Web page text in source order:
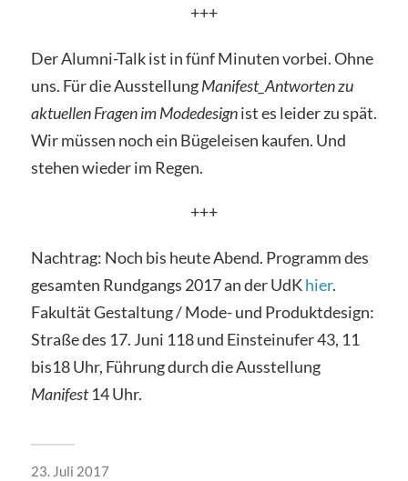
+++
Der Alumni-Talk ist in fünf Minuten vorbei. Ohne
uns. Für die AusstellungManifest_Antworten zu
aktuellen Fragen im Modedesignist es leider zu spät.
Wir müssen noch ein Bügeleisen kaufen. Und
stehen wieder im Regen.
+++
Nachtrag: Noch bis heute Abend. Programm des
gesamten Rundgangs 2017 an der UdKhier.
Fakultät Gestaltung / Mode- und Produktdesign:
Straße des 17. Juni 118 und Einsteinufer 43, 11
bis18 Uhr, Führung durch die Ausstellung
Manifest14 Uhr.
23. Juli 2017